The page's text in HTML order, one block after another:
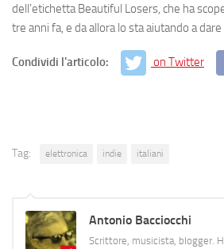
dell’etichetta Beautiful Losers, che ha
tre anni fa, e da allora lo sta aiutando a
Condividi l'articolo: on Twitter
Tag: elettronica indie italiani
Antonio Bacciocchi
Scrittore, musicista, blogger.